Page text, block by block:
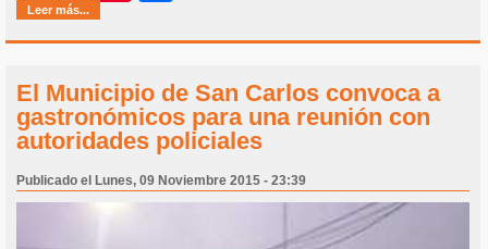
Leer más...
El Municipio de San Carlos convoca a
gastronómicos para una reunión con
autoridades policiales
Publicado el Lunes, 09 Noviembre 2015 - 23:39